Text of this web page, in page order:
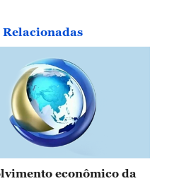
econômico da